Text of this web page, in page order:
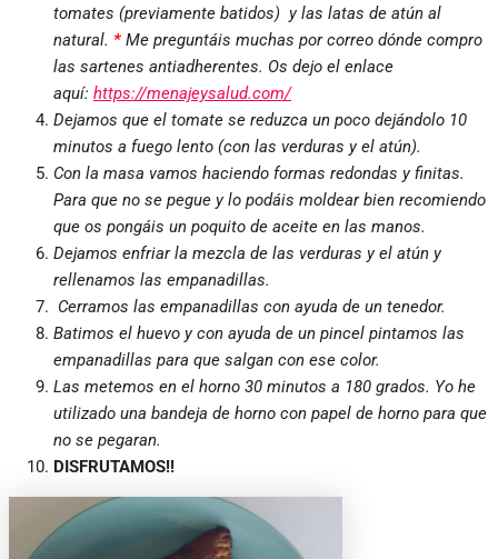
tomates (previamente batidos) y las latas de atún al
natural. * Me preguntáis muchas por correo dónde compro
las sartenes antiadherentes. Os dejo el enlace
aquí: https://menajeysalud.com/
Dejamos que el tomate se reduzca un poco dejándolo 10
minutos a fuego lento (con las verduras y el atún).
Con la masa vamos haciendo formas redondas y finitas.
Para que no se pegue y lo podáis moldear bien recomiendo
que os pongáis un poquito de aceite en las manos.
Dejamos enfriar la mezcla de las verduras y el atún y
rellenamos las empanadillas.
Cerramos las empanadillas con ayuda de un tenedor.
Batimos el huevo y con ayuda de un pincel pintamos las
empanadillas para que salgan con ese color.
Las metemos en el horno 30 minutos a 180 grados. Yo he
utilizado una bandeja de horno con papel de horno para que
no se pegaran.
DISFRUTAMOS!!